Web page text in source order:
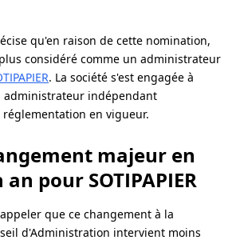
qu'en raison de cette nomination,
considéré comme un administrateur
. La société s'est engagée à
administrateur indépendant
en vigueur.
majeur en
pour SOTIPAPIER
que ce changement à la
d'Administration intervient moins